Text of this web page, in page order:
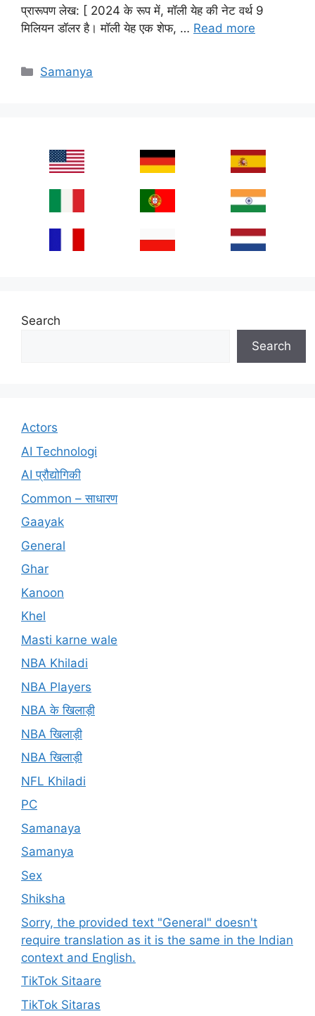
प्रारूपण लेख: [ 2024 के रूप में, मॉली येह की नेट वर्थ 9
मिलियन डॉलर है। मॉली येह एक शेफ, … Read more
Categories
Samanya
Search
Search
Actors
AI Technologi
AI प्रौद्योगिकी
Common – साधारण
Gaayak
General
Ghar
Kanoon
Khel
Masti karne wale
NBA Khiladi
NBA Players
NBA के खिलाड़ी
NBA खिलाड़ी
NBA खिलाड़ी
NFL Khiladi
PC
Samanaya
Samanya
Sex
Shiksha
Sorry, the provided text "General" doesn't
require translation as it is the same in the Indian
context and English.
TikTok Sitaare
TikTok Sitaras